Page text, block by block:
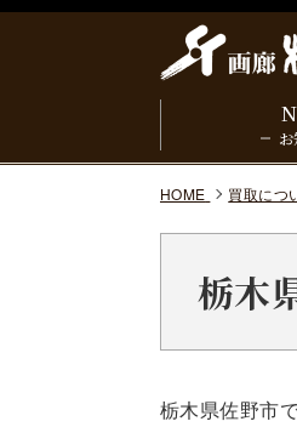
HOME 買取につ
栃木
栃木県佐野市